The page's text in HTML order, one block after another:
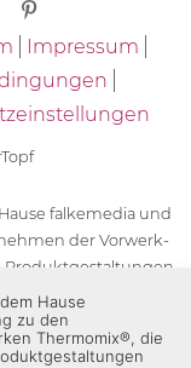
Impressum
falkemedia und
der Vorwerk-
Produktgestaltungen
der Unternehmen
die Zeichen TM5®,
des Thermomix®
Hause
zu den
Thermomix®, die